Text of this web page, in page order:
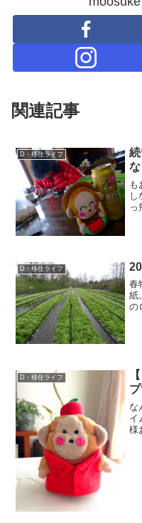
関連記事
D・移住ライフ
も
し
っ
D・移住ライフ
春
紙
の
D・移住ライフ
な
イ
様